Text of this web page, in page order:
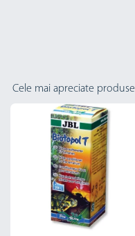
Cele mai apreciate